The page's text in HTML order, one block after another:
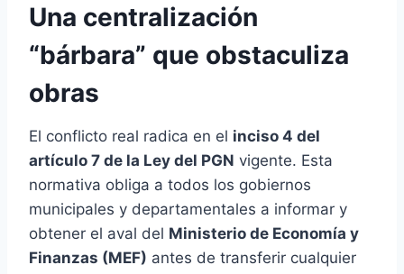
Una centralización
“bárbara” que obstaculiza
obras
El conflicto real radica en el inciso 4 del
artículo 7 de la Ley del PGN vigente. Esta
normativa obliga a todos los gobiernos
municipales y departamentales a informar y
obtener el aval del Ministerio de Economía y
Finanzas (MEF) antes de transferir cualquier